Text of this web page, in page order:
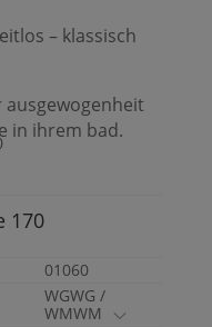
– klassisch
in ihrem bad.
170
01060
WGWG /
WMWM